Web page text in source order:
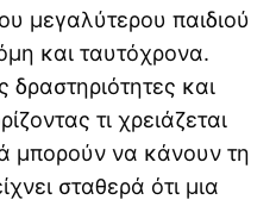
μεγαλύτερου παιδιού
και ταυτόχρονα.
δραστηριότητες και
τι χρειάζεται
μπορούν να κάνουν τη
σταθερά ότι μια